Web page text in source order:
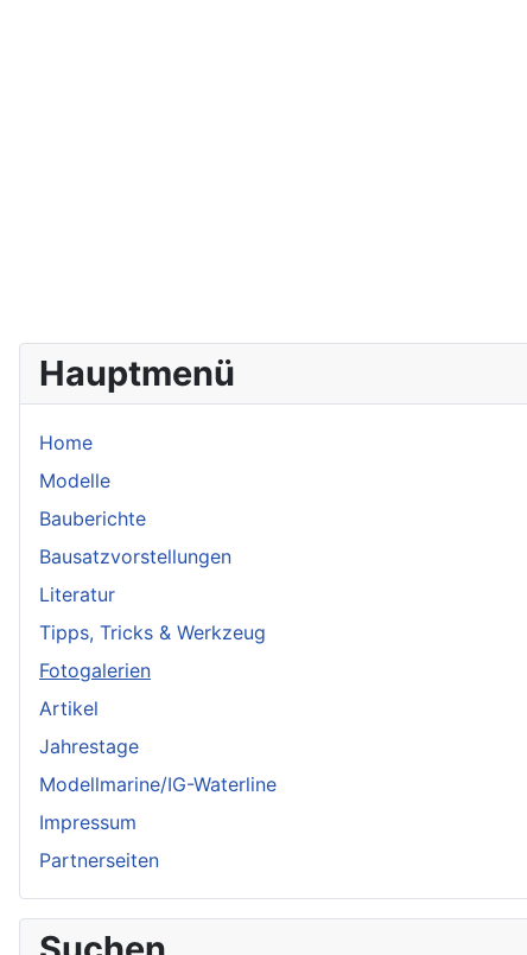
Hauptmenü
Home
Modelle
Bauberichte
Bausatzvorstellungen
Literatur
Tipps, Tricks & Werkzeug
Fotogalerien
Artikel
Jahrestage
Modellmarine/IG-Waterline
Impressum
Partnerseiten